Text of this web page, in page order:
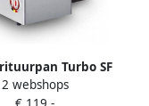
Turbo SF
Frietketel met
2 webshops